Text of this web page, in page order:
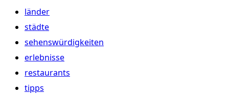
länder
städte
sehenswürdigkeiten
erlebnisse
restaurants
tipps